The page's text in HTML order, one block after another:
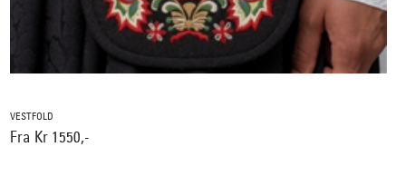
VESTFOLD
Fra Kr 1550,-